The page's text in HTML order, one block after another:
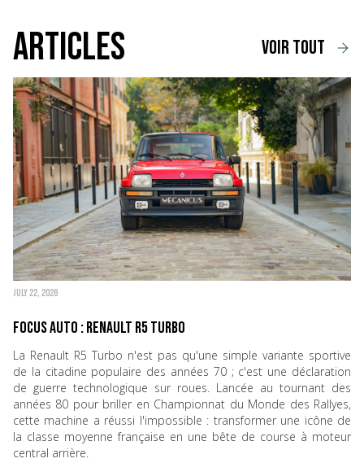
Articles voir tout
JULY 22, 2026
Focus Auto : Renault R5 Turbo
La Renault R5 Turbo n'est pas qu'une simple variante sportive
de la citadine populaire des années 70 ; c'est une déclaration
de guerre technologique sur roues. Lancée au tournant des
années 80 pour briller en Championnat du Monde des Rallyes,
cette machine a réussi l'impossible : transformer une icône de
la classe moyenne française en une bête de course à moteur
central arrière.